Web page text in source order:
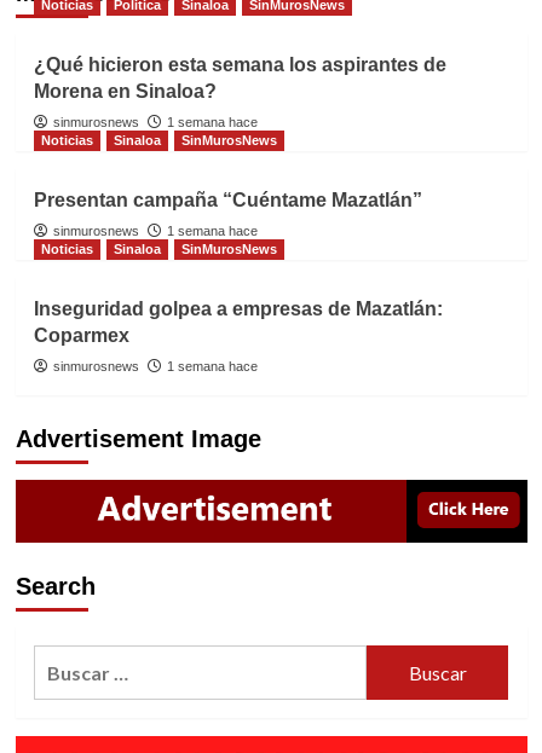
Noticias Politica Sinaloa SinMurosNews
¿Qué hicieron esta semana los aspirantes de
Morena en Sinaloa?
sinmurosnews
1 semana hace
Noticias
Sinaloa SinMurosNews
Presentan campaña “Cuéntame Mazatlán”
sinmurosnews
1 semana hace
Noticias
Sinaloa SinMurosNews
Inseguridad golpea a empresas de Mazatlán:
Coparmex
sinmurosnews 1 semana hace
Advertisement Image
Search